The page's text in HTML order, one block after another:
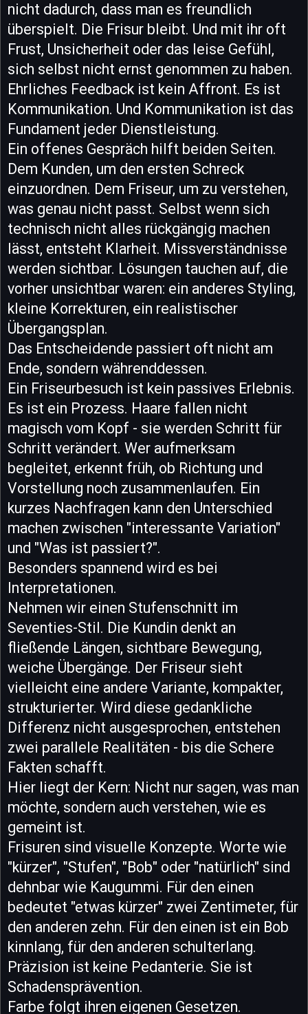
nicht dadurch, dass man es freundlich
überspielt. Die Frisur bleibt. Und mit ihr oft
Frust, Unsicherheit oder das leise Gefühl,
sich selbst nicht ernst genommen zu haben.
Ehrliches Feedback ist kein Affront. Es ist
Kommunikation. Und Kommunikation ist das
Fundament jeder Dienstleistung.
Ein offenes Gespräch hilft beiden Seiten.
Dem Kunden, um den ersten Schreck
einzuordnen. Dem Friseur, um zu verstehen,
was genau nicht passt. Selbst wenn sich
technisch nicht alles rückgängig machen
lässt, entsteht Klarheit. Missverständnisse
werden sichtbar. Lösungen tauchen auf, die
vorher unsichtbar waren: ein anderes Styling,
kleine Korrekturen, ein realistischer
Übergangsplan.
Das Entscheidende passiert oft nicht am
Ende, sondern währenddessen.
Ein Friseurbesuch ist kein passives Erlebnis.
Es ist ein Prozess. Haare fallen nicht
magisch vom Kopf - sie werden Schritt für
Schritt verändert. Wer aufmerksam
begleitet, erkennt früh, ob Richtung und
Vorstellung noch zusammenlaufen. Ein
kurzes Nachfragen kann den Unterschied
machen zwischen "interessante Variation"
und "Was ist passiert?".
Besonders spannend wird es bei
Interpretationen.
Nehmen wir einen Stufenschnitt im
Seventies-Stil. Die Kundin denkt an
fließende Längen, sichtbare Bewegung,
weiche Übergänge. Der Friseur sieht
vielleicht eine andere Variante, kompakter,
strukturierter. Wird diese gedankliche
Differenz nicht ausgesprochen, entstehen
zwei parallele Realitäten - bis die Schere
Fakten schafft.
Hier liegt der Kern: Nicht nur sagen, was man
möchte, sondern auch verstehen, wie es
gemeint ist.
Frisuren sind visuelle Konzepte. Worte wie
"kürzer", "Stufen", "Bob" oder "natürlich" sind
dehnbar wie Kaugummi. Für den einen
bedeutet "etwas kürzer" zwei Zentimeter, für
den anderen zehn. Für den einen ist ein Bob
kinnlang, für den anderen schulterlang.
Präzision ist keine Pedanterie. Sie ist
Schadensprävention.
Farbe folgt ihren eigenen Gesetzen.